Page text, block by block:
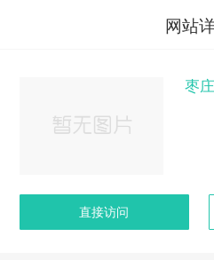
网站
枣
直接访问